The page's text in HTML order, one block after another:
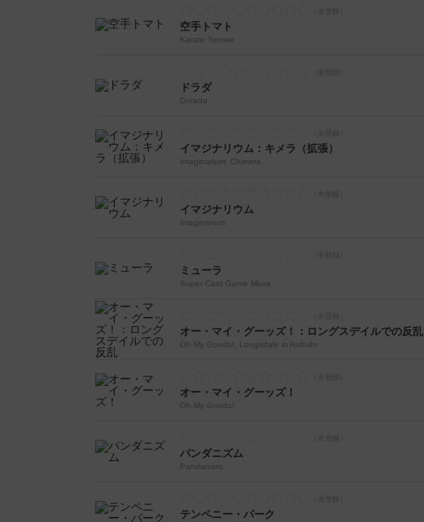
空手トマト
Karate Tomate
ドラダ
Dorada
イマジナリウム：キメラ（拡張）
Imaginarium: Chimera
イマジナリウム
Imaginarium
ミューラ
Super Card Game Miura
オー・マイ・グーッズ！：ロングスデイルでの反乱
Oh My Goods!: Longsdale in Aufruhr
オー・マイ・グーッズ！
Oh My Goods!
パンダニズム
Pandanism
テンペニー・パーク